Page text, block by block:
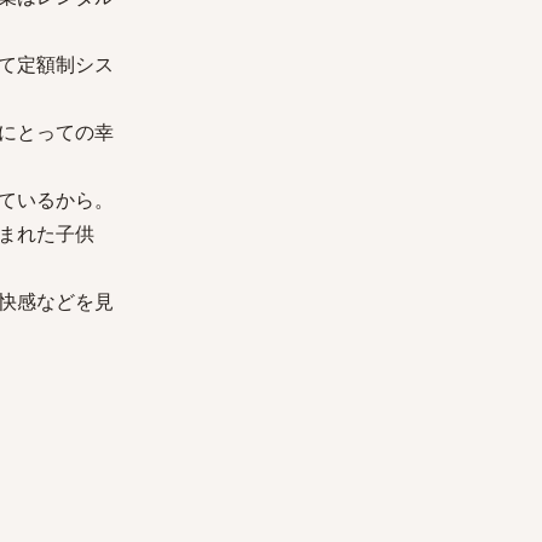
定額制シス
とっての幸
るから。
れた子供
感などを見